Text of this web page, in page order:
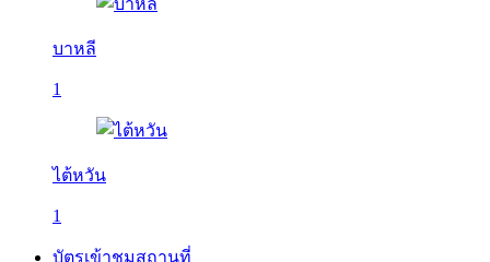
บาหลี
1
ไต้หวัน
1
บัตรเข้าชมสถานที่